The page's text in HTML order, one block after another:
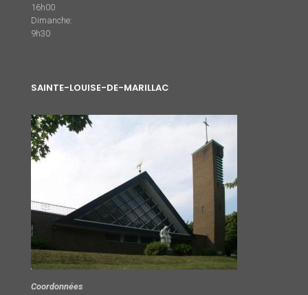
16h00
Dimanche:
9h30
SAINTE-LOUISE-DE-MARILLAC
Coordonnées